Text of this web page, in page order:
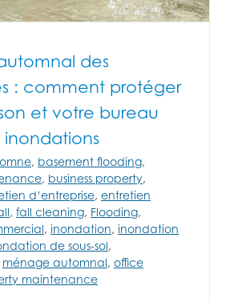
des
: comment protéger
et votre bureau
inondations
, basement flooding,
, business property,
d’entreprise, entretien
, fall cleaning, Flooding,
, inondation, inondation
de sous-sol,
ménage automnal, office
maintenance